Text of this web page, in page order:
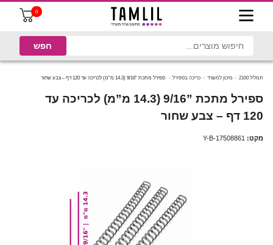
0
תמליל 2100 מיכון למשרד כריכה בספירל ספירל מתכת ”9/16 (14.3 מ”מ) לכריכה עד 120 דף – צבע שחור
ספירל מתכת ”9/16 (14.3 מ”מ) לכריכה עד
120 דף – צבע שחור
מקט: Y-B-17508861